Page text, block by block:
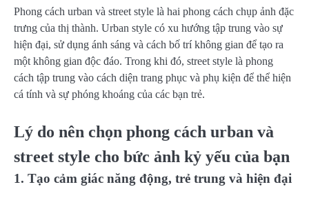
Phong cách urban và street style là hai phong cách chụp ảnh đặc
trưng của thị thành. Urban style có xu hướng tập trung vào sự
hiện đại, sử dụng ánh sáng và cách bố trí không gian để tạo ra
một không gian độc đáo. Trong khi đó, street style là phong
cách tập trung vào cách diện trang phục và phụ kiện để thể hiện
cá tính và sự phóng khoáng của các bạn trẻ.
Lý do nên chọn phong cách urban và
street style cho bức ảnh kỷ yếu của bạn
1. Tạo cảm giác năng động, trẻ trung và hiện đại